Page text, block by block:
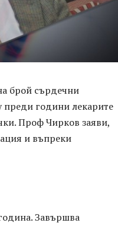
брой сърдечни
преди години лекарите
Проф Чирков заяви,
и въпреки
Завършва